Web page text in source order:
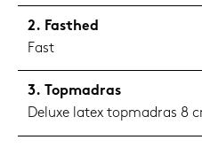
Fasthed
Fast
Topmadras
Deluxe latex topmadras 8